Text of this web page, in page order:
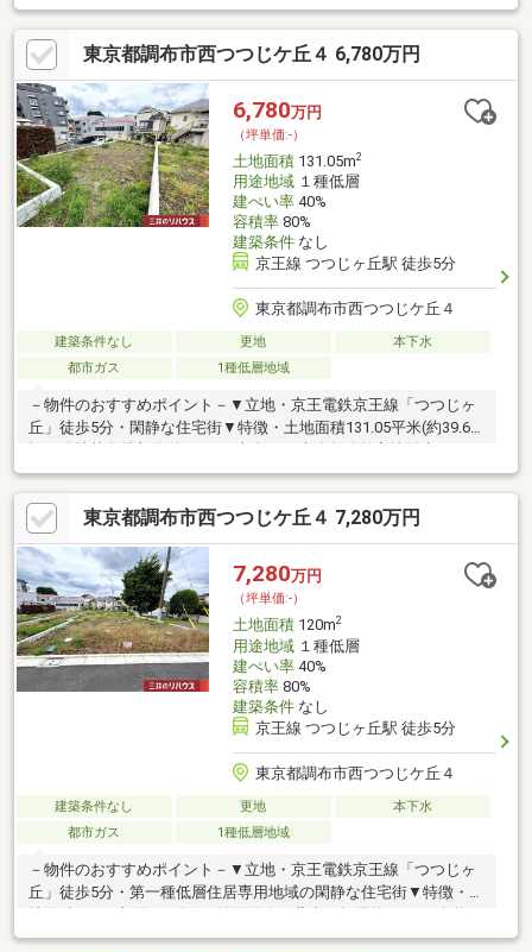
む）・建築条件付宅地販売ではないため、お好きな工務店等で建
築可能・間口は、南東側約11.6m・北東側約9.6m・都市ガスに対
応▼周辺環境・スーパー「京王ストアキッチンコート西調布店」
徒歩6分(約430m)※測量前につき面積に多少の差異が生じる場合有
※北東側道路の一部に私道部分有■ ご希望の住まい探しをお手伝い
します物件の詳細・ご相談はお気軽にお問い合わせください。
東京都調布市西つつじケ丘４ 6,780万円
6,780万円
（坪単価:-）
土地面積131.05m2
用途地域１種低層
建ぺい率40%
容積率80%
建築条件なし
京王線 つつじヶ丘駅 徒歩5分
東京都調布市西つつじケ丘４
建築条件なし 更地
本下水
都市ガス
1種低層地域
－物件のおすすめポイント－▼立地・京王電鉄京王線「つつじヶ
丘」徒歩5分・閑静な住宅街▼特徴・土地面積131.05平米(約39.64
りません・現況更地につき、プラン確定後スムーズに建築へ移行
可能・都市ガスに対応▼周辺環境・まいばすけっと西つつじヶ丘4
丁目店 徒歩3分(約210m)・セブンイレブンつつじヶ丘駅南口店 徒
歩2分(約160m)・調布市立調和小学校 徒歩9分(約670m)■ ご希望の
住まい探しをお手伝いします ━━━━━・・・物件の詳細・ご相
談はお気軽にお問い合わせください。
東京都調布市西つつじケ丘４ 7,280万円
7,280万円
（坪単価:-）
土地面積120m2
用途地域１種低層
建ぺい率40%
容積率80%
建築条件なし
京王線 つつじヶ丘駅 徒歩5分
東京都調布市西つつじケ丘４
建築条件なし 更地
本下水
都市ガス
1種低層地域
－物件のおすすめポイント－▼立地・京王電鉄京王線「つつじヶ
丘」徒歩5分・第一種低層住居専用地域の閑静な住宅街▼特徴・土
地面積120平米(約36.3坪)・前面道路は北東側幅員約6.0mの公道・
お好きなハウスメーカーで建築可能・現況更地につき、設計プラ